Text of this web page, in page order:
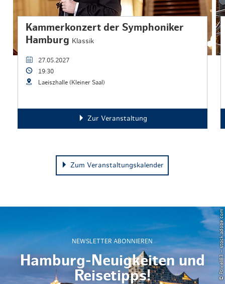
Kammerkonzert der Symphoniker
Hamburg Klassik
27.05.2027
19:30
Laeiszhalle (Kleiner Saal)
Zur Veranstaltung
Zum Veranstaltungskalender
NEWSLETTER ABONNIEREN
Hamburg-Neuigkeiten und
Reisetipps!
© Powell83 – stock.adobe.com